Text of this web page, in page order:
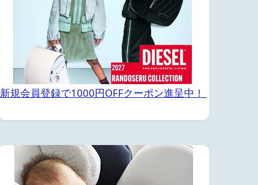
新規会員登録で1000円OFFクーポン進呈中！